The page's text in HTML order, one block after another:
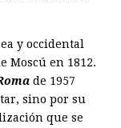
y occidental
Moscú en 1812.
de 1957
sino por su
que se